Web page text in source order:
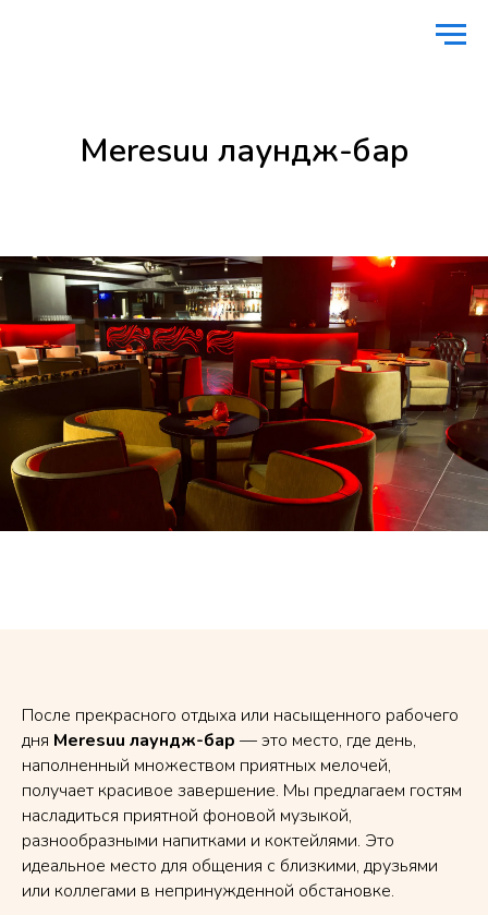
Meresuu лаундж-бар
После прекрасного отдыха или насыщенного рабочего
дня Meresuu лаундж-бар — это место, где день,
наполненный множеством приятных мелочей,
получает красивое завершение. Мы предлагаем гостям
насладиться приятной фоновой музыкой,
разнообразными напитками и коктейлями. Это
идеальное место для общения с близкими, друзьями
или коллегами в непринужденной обстановке.